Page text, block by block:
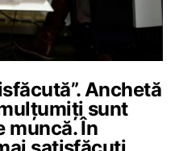
Anchetă
sunt
muncă. În